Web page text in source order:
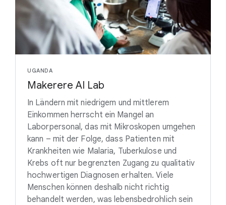
UGANDA
Makerere AI Lab
In Ländern mit niedrigem und mittlerem
Einkommen herrscht ein Mangel an
Laborpersonal, das mit Mikroskopen umgehen
kann – mit der Folge, dass Patienten mit
Krankheiten wie Malaria, Tuberkulose und
Krebs oft nur begrenzten Zugang zu qualitativ
hochwertigen Diagnosen erhalten. Viele
Menschen können deshalb nicht richtig
behandelt werden, was lebensbedrohlich sein